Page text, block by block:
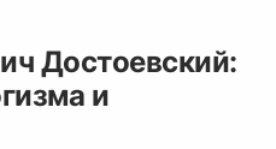
Достоевский:
и